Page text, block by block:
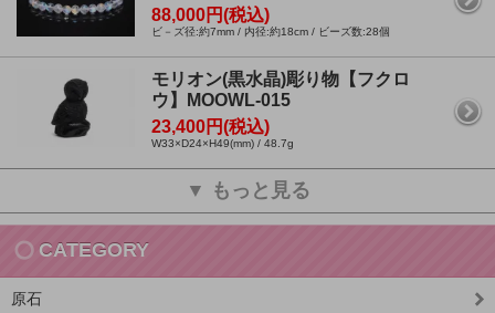
88,000円(税込)
ビ－ズ径:約7mm / 内径:約18cm / ビーズ数:28個
モリオン(黒水晶)彫り物【フクロ
ウ】MOOWL-015
23,400円(税込)
W33×D24×H49(mm) / 48.7g
▼ もっと見る
CATEGORY
原石